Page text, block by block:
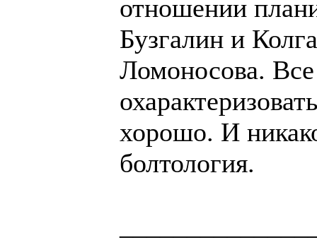
отношении
Бузгалин и
Ломоносова.
хорошо. И
болтология.